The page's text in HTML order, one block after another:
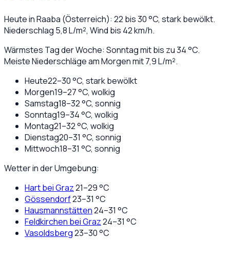
Heute inRaaba (Österreich): 22 bis30°C, stark bewölkt.
Niederschlag 5,8L/m², Wind bis 42km/h.
Wärmstes Tag der Woche: Sonntag mit bis zu 34 °C.
Meiste Niederschläge am Morgen mit 7,9 L/m².
Heute22–30°C, stark bewölkt
Morgen19–27°C, wolkig
Samstag18–32°C, sonnig
Sonntag19–34°C, wolkig
Montag21–32°C, wolkig
Dienstag20–31 °C, sonnig
Mittwoch18–31 °C, sonnig
Wetter in der Umgebung:
Hart bei Graz21–29°C
Gössendorf23–31 °C
Hausmannstätten24–31 °C
Feldkirchen bei Graz24–31 °C
Vasoldsberg23–30°C